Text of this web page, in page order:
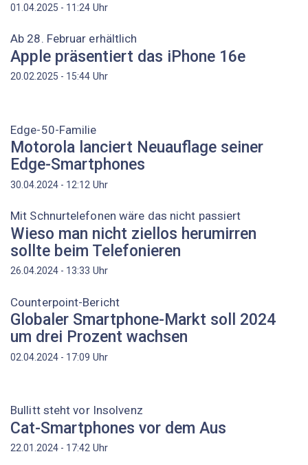
01.04.2025 - 11:24 Uhr
Ab 28. Februar erhältlich
Apple präsentiert das iPhone 16e
20.02.2025 - 15:44 Uhr
Edge-50-Familie
Motorola lanciert Neuauflage seiner
Edge-Smartphones
30.04.2024 - 12:12 Uhr
Mit Schnurtelefonen wäre das nicht passiert
Wieso man nicht ziellos herumirren
sollte beim Telefonieren
26.04.2024 - 13:33 Uhr
Counterpoint-Bericht
Globaler Smartphone-Markt soll 2024
um drei Prozent wachsen
02.04.2024 - 17:09 Uhr
Bullitt steht vor Insolvenz
Cat-Smartphones vor dem Aus
22.01.2024 - 17:42 Uhr